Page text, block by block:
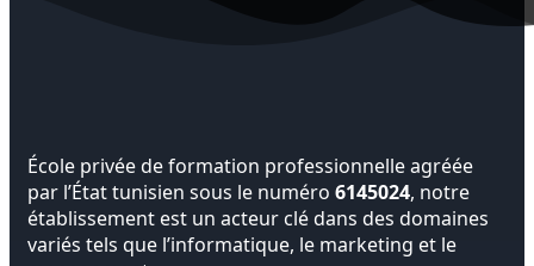
École privée de formation professionnelle agréée
par l’État tunisien sous le numéro 6145024, notre
établissement est un acteur clé dans des domaines
variés tels que l’informatique, le marketing et le